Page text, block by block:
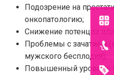
Подозрение на
онкопатологию;
Снижение потенции
Проблемы с зачатием
мужского бесплодия);
Повышенный уровень